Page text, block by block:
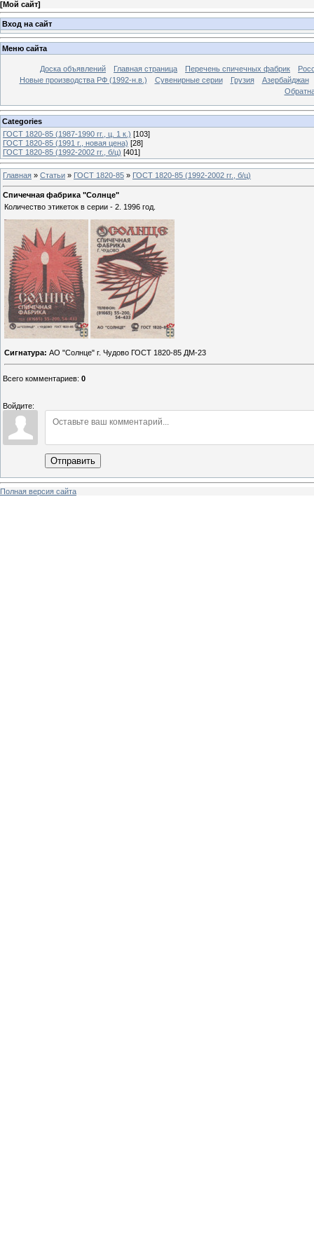
[Мой сайт]
Вход на сайт
Меню сайта
Доска объявлений Главная страница Перечень спичечных фабрик
Новые производства РФ (1992-н.в.)
Сувенирные серии Грузия
Азербайджан
Categories
ГОСТ 1820-85 (1987-1990 гг., ц. 1 к.) [103]
ГОСТ 1820-85 (1991 г., новая цена) [28]
ГОСТ 1820-85 (1992-2002 гг., б/ц) [401]
Главная » Статьи » ГОСТ 1820-85 » ГОСТ 1820-85 (1992-2002 гг., б/ц)
Спичечная фабрика "Солнце"
Количество этикеток в серии - 2. 1996 год.
Сигнатура: АО "Солнце" г. Чудово ГОСТ 1820-85 ДМ-23
Всего комментариев: 0
Войдите:
Отправить
Полная версия сайта